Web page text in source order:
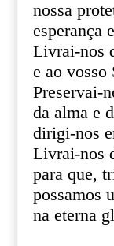
nossa
esperança
Livrai-nos
e ao vosso
Preservai-
da alma e
dirigi-nos
Livrai-nos
para que,
possamos
na eterna